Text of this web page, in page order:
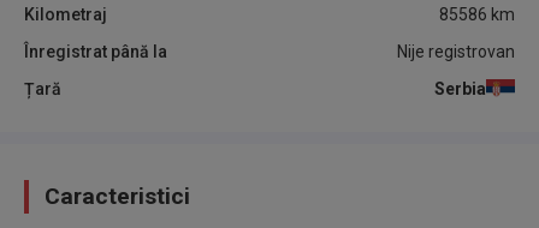
Kilometraj
85586 km
Înregistrat până la
Nije registrovan
Țară
Serbia
Caracteristici